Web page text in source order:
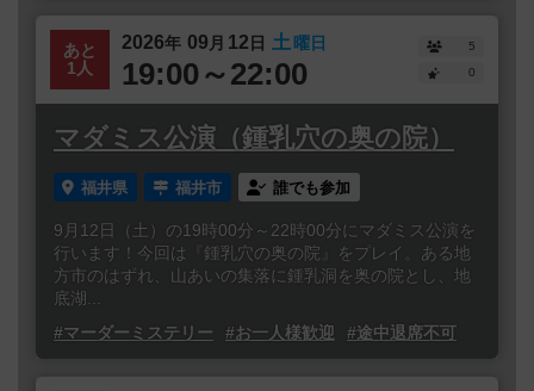
あと
1人
2026年 09 月 12日 土曜日
19:00～22:00
5
0
マダミス公演（鍾乳穴の奥の院）
福井県 福井市 誰でも参加
9月12日（土）の19時00分～22時00分にマダミス公演を
行います！今回は『鍾乳穴の奥の院』をプレイ。ある地
方市のはずれ、山あいの集落に鍾乳洞を奥の院とし、地
底湖...
#マーダーミステリー
#お一人様歓迎 #途中退席不可